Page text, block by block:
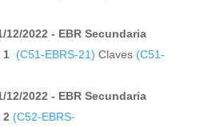
2022 - EBR Secundaria
1 (C51-EBRS-21) Claves (C51-
2022 - EBR Secundaria
2 (C52-EBRS-